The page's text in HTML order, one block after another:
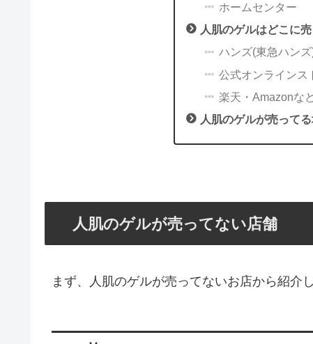
ホームセンター
人肌のゲルはどこに
ハンズ(東急ハン
公式オンラインス
楽天・Amazonな
人肌のゲルが売って
人肌のゲルが売ってない店舗
まず、人肌のゲルが売ってないお店から紹介